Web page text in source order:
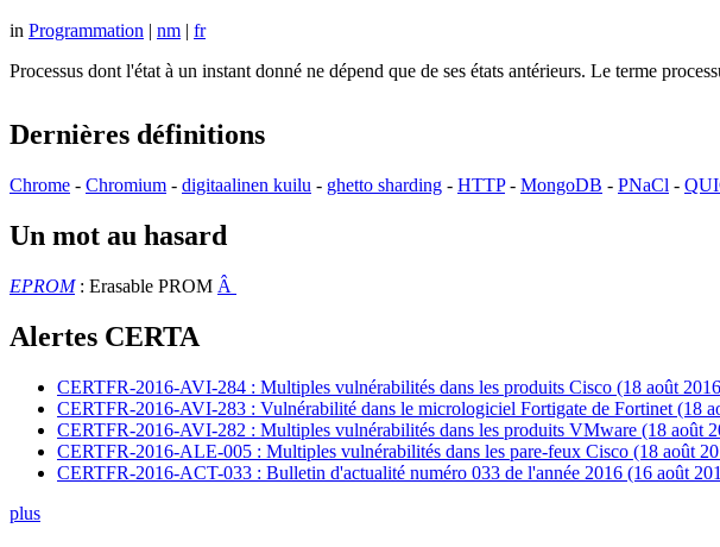
in Programmation | nm | fr
Processus dont l'état à un instant donné ne dépend que de ses états antérieurs. Le terme
Dernières définitions
Chrome - Chromium - digitaalinen kuilu - ghetto sharding - HTTP- MongoDB - PNaCl -
Un mot au hasard
EPROM: Erasable PROM Â
Alertes CERTA
CERTFR-2016-AVI-284 : Multiples vulnérabilités dans les produits Cisco (18 août
CERTFR-2016-AVI-283 : Vulnérabilité dans le micrologiciel Fortigate de Fortinet (18
CERTFR-2016-AVI-282 : Multiples vulnérabilités dans les produits VMware (18 août
CERTFR-2016-ALE-005 : Multiples vulnérabilités dans les pare-feux Cisco (18 août
CERTFR-2016-ACT-033 : Bulletin d'actualité numéro 033 de l'année 2016 (16 août
plus